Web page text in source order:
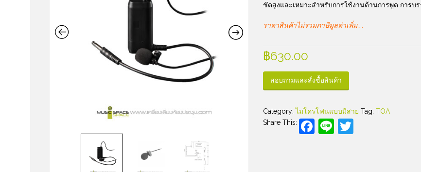
ชัดสูงและเหมาะสำหรับการใช้งานด้านการพูด การบร
ราคาสินค้าไม่รวมภาษีมูลค่าเพิ่ม…..
฿630.00
สอบถามและสั่งซื้อสินค้า
Category:ไมโครโฟนแบบมีสาย Tag: TOA
Share This:
Facebook
LineTwitter